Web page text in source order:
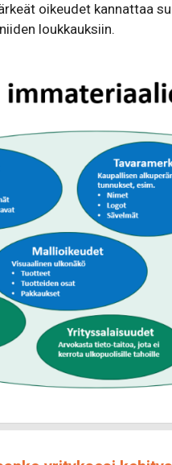
oikeudet kannattaa
loukkauksiin.